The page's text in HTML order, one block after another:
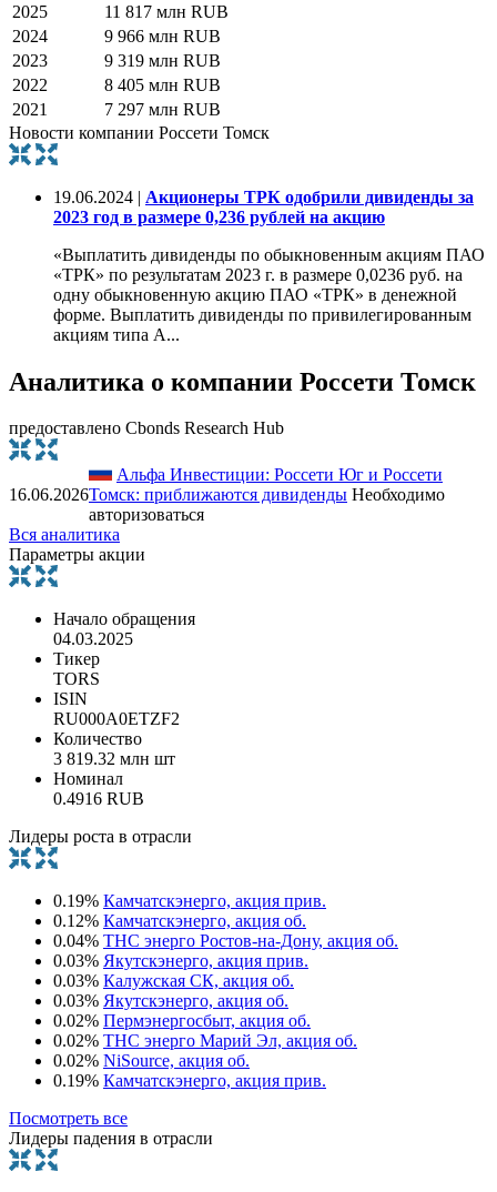
2025
11 817 млн RUB
2024
9 966 млн RUB
2023
9 319 млн RUB
2022
8 405 млн RUB
2021
7 297 млн RUB
Новости компании Россети Томск
19.06.2024 | Акционеры ТРК одобрили дивиденды за
2023 год в размере 0,236 рублей на акцию
«Выплатить дивиденды по обыкновенным акциям ПАО
«ТРК» по результатам 2023 г. в размере 0,0236 руб. на
одну обыкновенную акцию ПАО «ТРК» в денежной
форме. Выплатить дивиденды по привилегированным
акциям типа А...
Аналитика о компании Россети Томск
предоставлено Cbonds Research Hub
16.06.2026
Альфа Инвестиции: Россети Юг и Россети
Томск: приближаются дивиденды Необходимо
авторизоваться
Вся аналитика
Параметры акции
Начало обращения
04.03.2025
Тикер
TORS
ISIN
RU000A0ETZF2
Количество
3 819.32 млн шт
Номинал
0.4916 RUB
Лидеры роста в отрасли
0.19% Камчатскэнерго, акция прив.
0.12% Камчатскэнерго, акция об.
0.04% ТНС энерго Ростов-на-Дону, акция об.
0.03% Якутскэнерго, акция прив.
0.03% Калужская СК, акция об.
0.03% Якутскэнерго, акция об.
0.02% Пермэнергосбыт, акция об.
0.02% ТНС энерго Марий Эл, акция об.
0.02% NiSource, акция об.
0.19% Камчатскэнерго, акция прив.
Посмотреть все
Лидеры падения в отрасли